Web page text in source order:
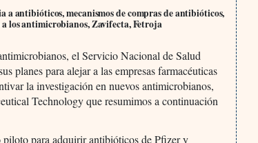
a antibióticos, mecanismos de compras de antibióticos,
los antimicrobianos, Zavifecta, Fetroja
el Servicio Nacional de Salud
planes para alejar a las empresas farmacéuticas
la investigación en nuevos antimicrobianos,
Technology que resumimos a continuación
para adquirir antibióticos de Pfizer y